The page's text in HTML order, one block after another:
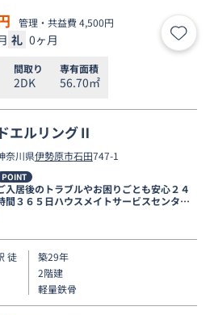
管理・共益費 4,500円
礼 0ヶ月 お気
間取り
2DK
専有面積
56.70㎡
エルリングⅡ
奈川県伊勢原市石田747-1
POINT
入居後のトラブルやお困りごとも安心２４
間３６５日ハウスメイトサービスセンター
話受付対応。
徒
築29年
2階建
軽量鉄骨